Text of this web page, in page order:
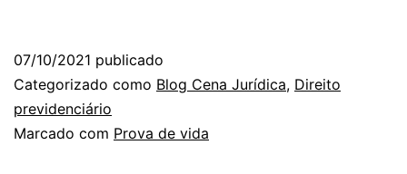
07/10/2021 publicado
Categorizado como Blog Cena Jurídica, Direito
previdenciário
Marcado com Prova de vida